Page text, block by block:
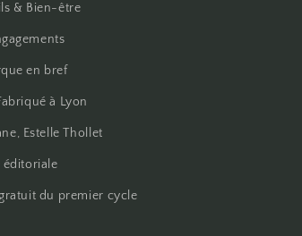
& Bien-être
en bref
à Lyon
Estelle Thollet
éditoriale
du premier cycle